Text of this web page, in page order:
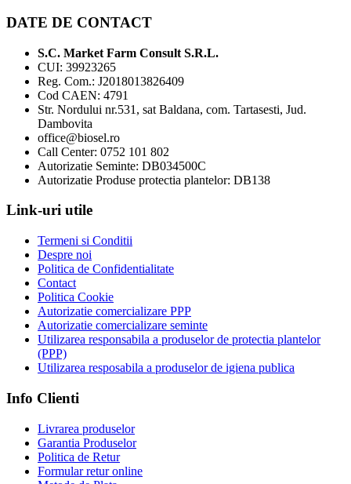
DATE DE CONTACT
S.C. Market Farm Consult S.R.L.
CUI: 39923265
Reg. Com.: J2018013826409
Cod CAEN: 4791
Str. Nordului nr.531, sat Baldana, com. Tartasesti, Jud.
Dambovita
office@biosel.ro
Call Center: 0752 101 802
Autorizatie Seminte: DB034500C
Autorizatie Produse protectia plantelor: DB138
Link-uri utile
Termeni si Conditii
Despre noi
Politica de Confidentialitate
Contact
Politica Cookie
Autorizatie comercializare PPP
Autorizatie comercializare seminte
Utilizarea responsabila a produselor de protectia plantelor
(PPP)
Utilizarea resposabila a produselor de igiena publica
Info Clienti
Livrarea produselor
Garantia Produselor
Politica de Retur
Formular retur online